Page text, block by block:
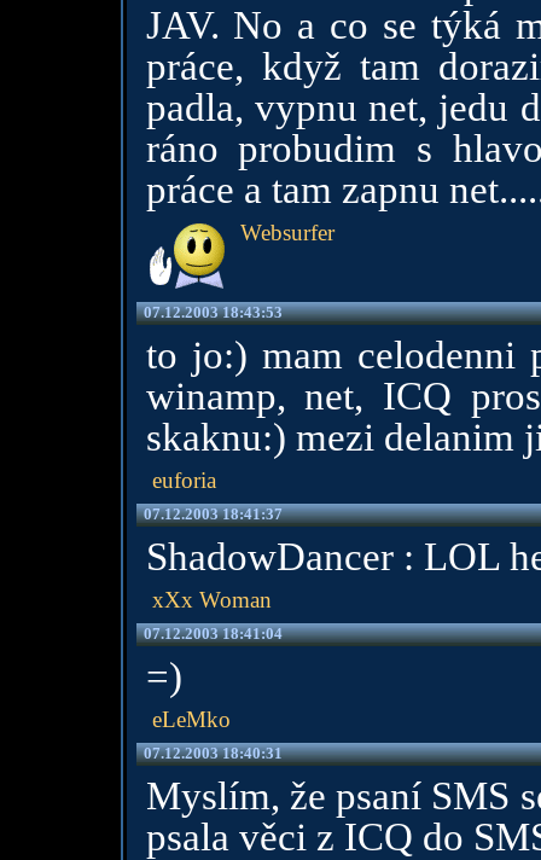
JAV. No a co se týká
práce, když tam
padla, vypnu net, jedu
ráno probudim s
práce a tam zapnu
Websurfer
07.12.2003 18:43:53
to jo:) mam celodenni
winamp, net, ICQ
skaknu:) mezi delanim
euforia
07.12.2003 18:41:37
ShadowDancer : LOL
xXx Woman
07.12.2003 18:41:04
=)
eLeMko
07.12.2003 18:40:31
Myslím, že psaní SMS
psala věci z ICQ do